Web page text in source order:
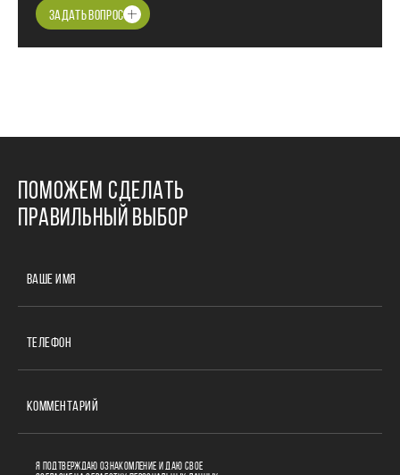
ЗАДАТЬ ВОПРОС
ПОМОЖЕМ СДЕЛАТЬ
ПРАВИЛЬНЫЙ ВЫБОР
ВАШЕ ИМЯ
ТЕЛЕФОН
КОММЕНТАРИЙ
Я ПОДТВЕРЖДАЮ ОЗНАКОМЛЕНИЕ И ДАЮ СВОЕ